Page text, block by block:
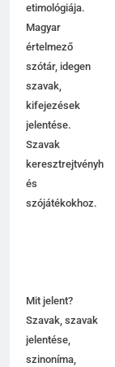
etimológiája.
Magyar
értelmező
szótár, idegen
szavak,
kifejezések
jelentése.
Szavak
keresztrejtvényhez
és
szójátékokhoz.
Mit jelent?
Szavak, szavak
jelentése,
szinoníma,